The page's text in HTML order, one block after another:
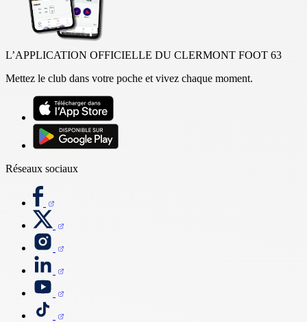
L’APPLICATION OFFICIELLE DU CLERMONT FOOT 63
Mettez le club dans votre poche et vivez chaque moment.
Réseaux sociaux